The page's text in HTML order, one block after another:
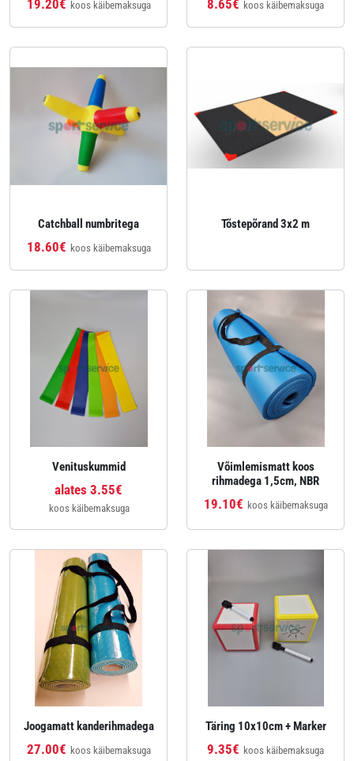
19.20€ koos käibemaksuga 8.65€ koos käibemaksuga
Catchball numbritega
18.60€ koos käibemaksuga
Tõstepõrand 3x2 m
Venituskummid
alates 3.55€
koos käibemaksuga
Võimlemismatt koos
rihmadega 1,5cm, NBR
19.10€ koos käibemaksuga
Joogamatt kanderihmadega
27.00€ koos käibemaksuga
Täring 10x10cm + Marker
9.35€ koos käibemaksuga